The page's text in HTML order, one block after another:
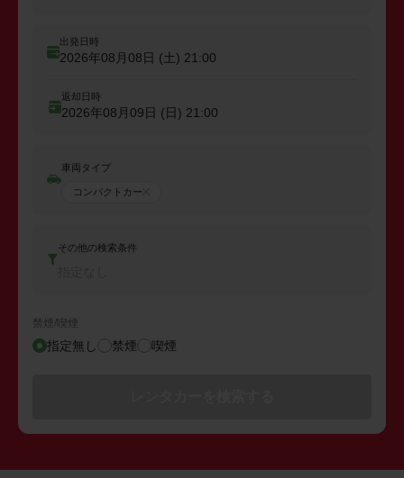
出発日時
2026年08月08日 (土) 21:00
返却日時
2026年08月09日 (日) 21:00
車両タイプ
コンパクトカー
その他の検索条件
禁煙/喫煙
指定無し 禁煙 喫煙